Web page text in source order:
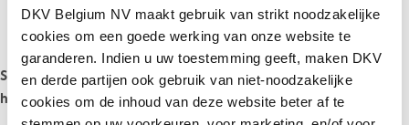
DKV Belgium NV maakt gebruik van strikt noodzakelijke
cookies om een goede werking van onze website te
garanderen. Indien u uw toestemming geeft, maken DKV
en derde partijen ook gebruik van niet-noodzakelijke
cookies om de inhoud van deze website beter af te
Samen meerwaarde creëren - een gezamenlijke ambitie van de
hele Munich Re Group en DKV